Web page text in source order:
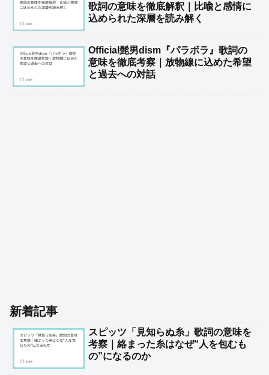
歌詞の意味を徹底解釈｜比喩と感情に
込められた深層を読み解く
Official髭男dism『パラボラ』歌詞の
意味を徹底考察｜放物線に込めた希望
と過去への対話
新着記事
スピッツ「見知らぬ糸」歌詞の意味を
考察｜絡まった糸はなぜ“人を包むも
の”になるのか